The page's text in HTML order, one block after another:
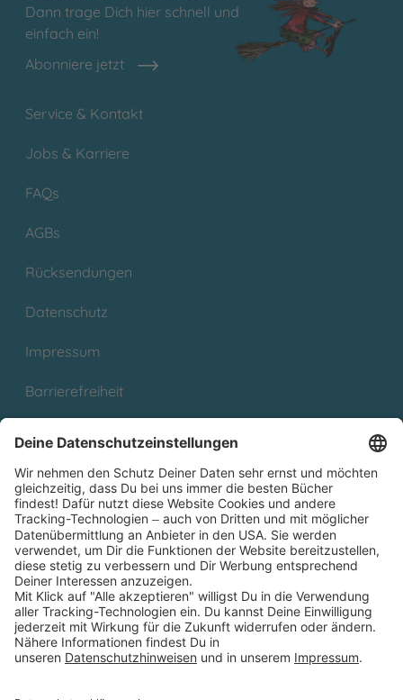
Dann trage Dich hier schnell und
einfach ein!
Abonniere jetzt
Service & Kontakt
Jobs & Karriere
FAQs
AGBs
Rücksendungen
Datenschutz
Impressum
Barrierefreiheit
Partnerprogramm (Affiliate)
Folge uns auf
* Versandkostenfrei ab 9,00 € Bestellwert innerhalb
Deutschlands
** Lieferzeit 1-3 Werktage innerhalb Deutschlands